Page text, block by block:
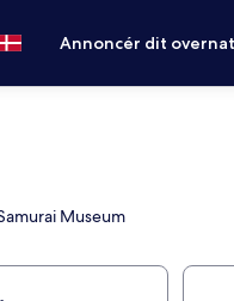
Annoncér dit
Museum